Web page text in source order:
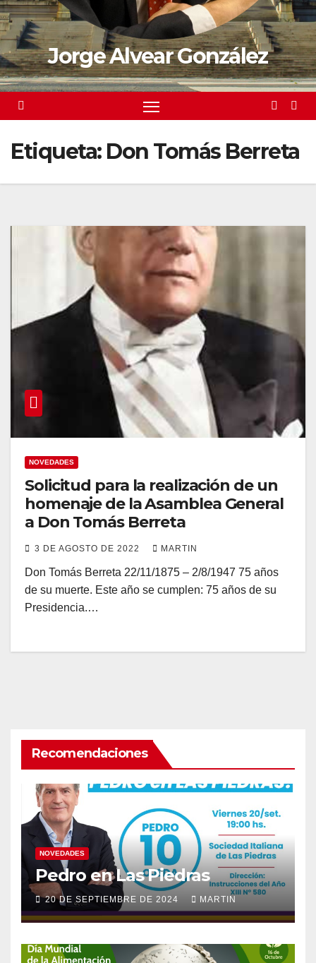
Jorge Alvear González
Etiqueta: Don Tomás Berreta
NOVEDADES
Solicitud para la realización de un
homenaje de la Asamblea General
a Don Tomás Berreta
3 DE AGOSTO DE 2022 MARTIN
Don Tomás Berreta 22/11/1875 – 2/8/1947 75 años
de su muerte. Este año se cumplen: 75 años de su
Presidencia.…
Recomendaciones
NOVEDADES
Pedro en Las Piedras
20 DE SEPTIEMBRE DE 2024 MARTIN